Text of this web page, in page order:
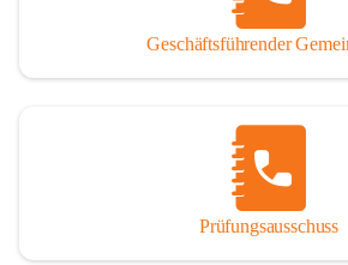
Geschäftsführender
Prüfungsausschuss